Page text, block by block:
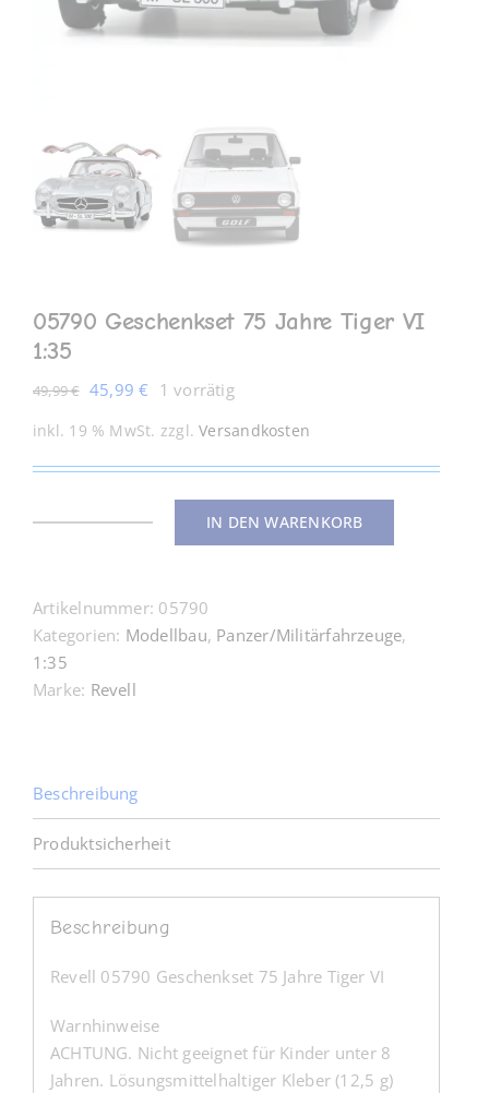
05790 Geschenkset 75 Jahre Tiger VI
1:35
49,99€ Ursprünglicher
war:
49,99 €
45,99€ Aktueller
ist:
45,99 €.
1 vorrätig
inkl. 19 % MwSt. zzgl.Versandkosten
Jahre
Tiger
1:35
IN DEN WARENKORB
Artikelnummer: 05790
Kategorien: Modellbau, Panzer/Militärfahrzeuge,
1:35
Marke: Revell
Beschreibung
Produktsicherheit
Beschreibung
Revell 05790 Geschenkset 75 Jahre Tiger VI
Warnhinweise
ACHTUNG. Nicht geeignet für Kinder unter 8
Jahren. Lösungsmittelhaltiger Kleber (12,5 g)